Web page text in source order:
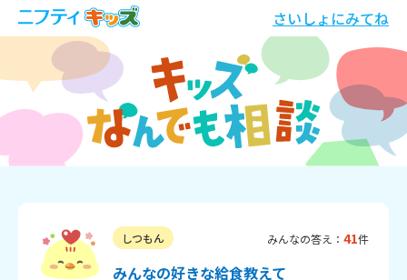
さいしょにみてね
しつもん みんなの答え： 41件
みんなの好きな給食教えて